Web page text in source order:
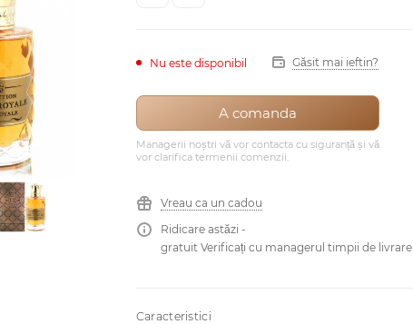
Nu este disponibil Găsit mai ieftin?
A comanda
Managerii noștri vă vor contacta cu siguranță și vă
vor clarifica termenii comenzii.
Vreau ca un cadou
Ridicare astăzi -
gratuit Verificați cu managerul timpii de livrare
Caracteristici